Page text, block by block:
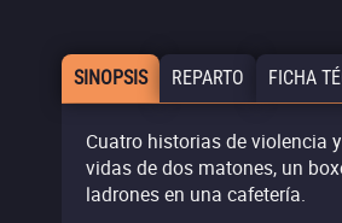
SINOPSIS REPARTO FICHA
Cuatro historias de violencia
vidas de dos matones, un
ladrones en una cafetería.